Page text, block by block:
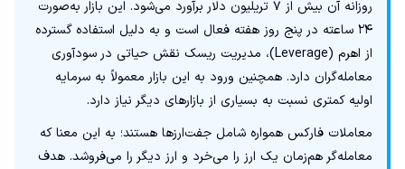
روزانه آن بیش از ۷ تریلیون دلار برآورد می‌شود. این بازار به‌صورت
۲۴ ساعته در پنج روز هفته فعال است و به دلیل استفاده گسترده
از اهرم (Leverage)، مدیریت ریسک نقش حیاتی در سودآوری
معامله‌گران دارد. همچنین ورود به این بازار معمولاً به سرمایه
اولیه کمتری نسبت به بسیاری از بازارهای دیگر نیاز دارد.
معاملات فارکس همواره شامل جفت‌ارزها هستند؛ به این معنا که
معامله‌گر هم‌زمان یک ارز را می‌خرد و ارز دیگر را می‌فروشد. هدف